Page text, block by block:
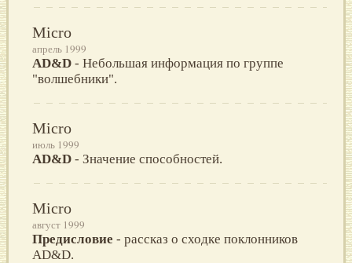
Micro
апрель 1999
AD&D - Небольшая информация по группе
"волшебники".
Micro
июль 1999
AD&D - Значение способностей.
Micro
август 1999
Предисловие - рассказ о сходке поклонников
AD&D.